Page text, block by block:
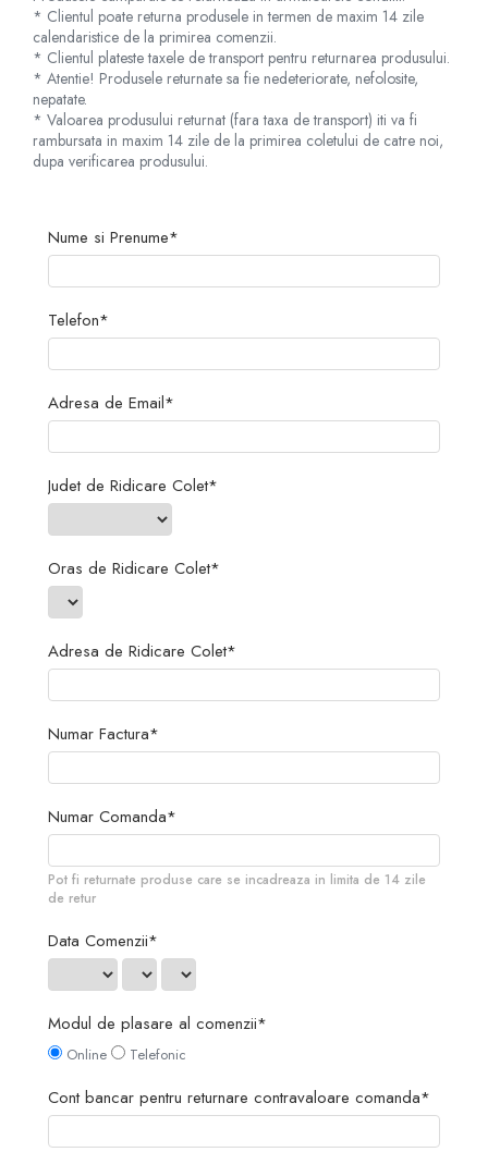
* Clientul poate returna produsele in termen de maxim 14 zile
calendaristice de la primirea comenzii.
* Clientul plateste taxele de transport pentru returnarea produsului.
* Atentie! Produsele returnate sa fie nedeteriorate, nefolosite,
nepatate.
* Valoarea produsului returnat (fara taxa de transport) iti va fi
rambursata in maxim 14 zile de la primirea coletului de catre noi,
dupa verificarea produsului.
Nume si Prenume*
Telefon*
Adresa de Email*
Judet de Ridicare Colet*
Oras de Ridicare Colet*
Adresa de Ridicare Colet*
Numar Factura*
Numar Comanda*
Pot fi returnate produse care se incadreaza in limita de 14 zile
de retur
Data Comenzii*
Modul de plasare al comenzii*
Online Telefonic
Cont bancar pentru returnare contravaloare comanda*